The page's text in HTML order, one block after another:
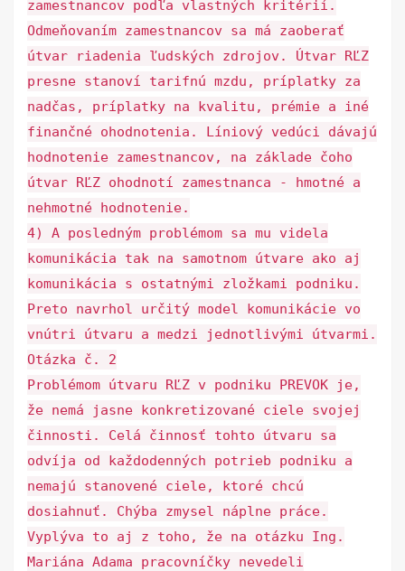
zamestnancov podľa vlastných kritérií.
Odmeňovaním zamestnancov sa má zaoberať
útvar riadenia ľudských zdrojov. Útvar RĽZ
presne stanoví tarifnú mzdu, príplatky za
nadčas, príplatky na kvalitu, prémie a iné
finančné ohodnotenia. Líniový vedúci dávajú
hodnotenie zamestnancov, na základe čoho
útvar RĽZ ohodnotí zamestnanca - hmotné a
nehmotné hodnotenie.
4) A posledným problémom sa mu videla
komunikácia tak na samotnom útvare ako aj
komunikácia s ostatnými zložkami podniku.
Preto navrhol určitý model komunikácie vo
vnútri útvaru a medzi jednotlivými útvarmi.
Otázka č. 2
Problémom útvaru RĽZ v podniku PREVOK je,
že nemá jasne konkretizované ciele svojej
činnosti. Celá činnosť tohto útvaru sa
odvíja od každodenných potrieb podniku a
nemajú stanovené ciele, ktoré chcú
dosiahnuť. Chýba zmysel náplne práce.
Vyplýva to aj z toho, že na otázku Ing.
Mariána Adama pracovníčky nevedeli